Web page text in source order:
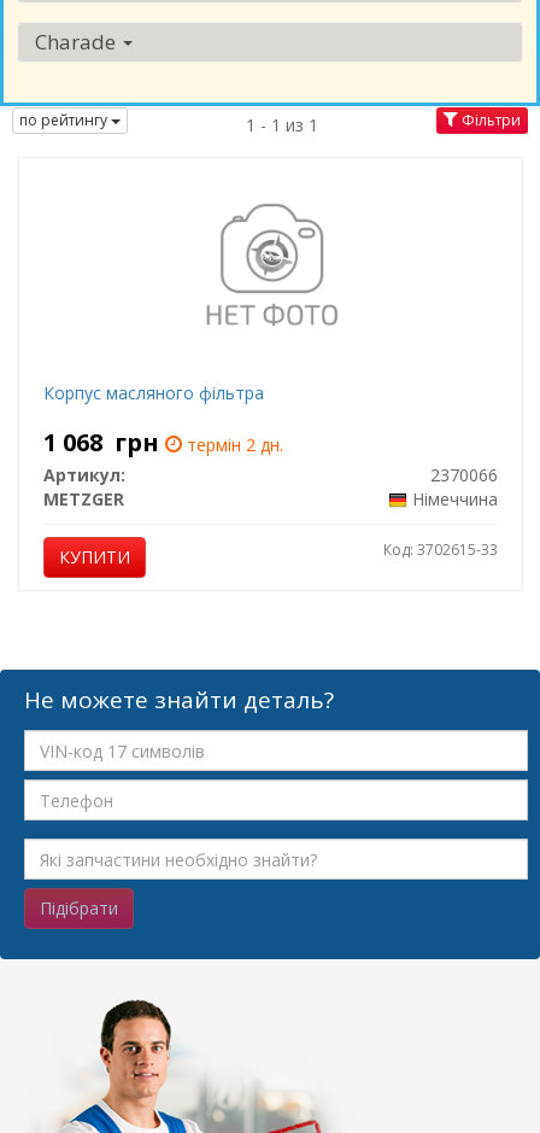
Charade
по рейтингу 1 - 1 из 1 Фільтри
Корпус масляного фільтра
1 068 грн
термін 2 дн.
Артикул:
2370066
METZGER
Німеччина
КУПИТИ Код: 3702615-33
Не можете знайти деталь?
Підібрати